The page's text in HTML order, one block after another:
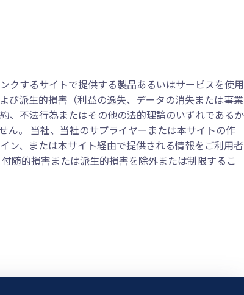
クするサイトで提供する製品あるいはサービスを使用
び派生的損害（利益の逸失、データの消失または事業
、不法行為またはその他の法的理論のいずれであるか
ん。 当社、当社のサプライヤーまたは本サイトの作
ン、または本サイト経由で提供される情報をご利用者
随的損害または派生的損害を除外または制限するこ